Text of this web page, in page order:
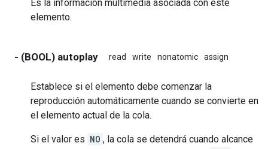
Es la información multimedia asociada con este
elemento.
- (BOOL) autoplay read write nonatomic assign
Establece si el elemento debe comenzar la
reproducción automáticamente cuando se convierte en
el elemento actual de la cola.
Si el valor es NO , la cola se detendrá cuando alcance